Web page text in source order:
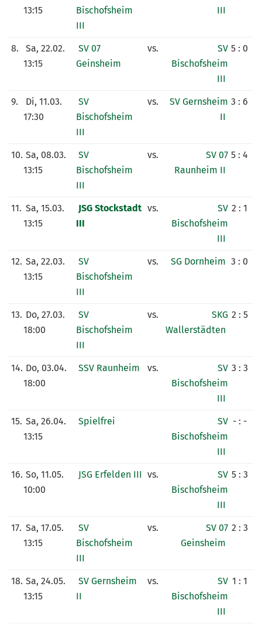
13:15
Bischofsheim
III
III
8.
Sa, 22.02.
13:15
SV 07
Geinsheim
vs.
SV
Bischofsheim
III
5 : 0
9.
Di, 11.03.
17:30
SV
Bischofsheim
III
vs.
SV Gernsheim
II
3 : 6
10. Sa, 08.03.
13:15
SV
Bischofsheim
III
vs.
SV 07
Raunheim II
5 : 4
11. Sa, 15.03.
13:15
JSG Stockstadt
III
vs.
SV
Bischofsheim
III
2 : 1
12. Sa, 22.03.
13:15
SV
Bischofsheim
III
vs. SG Dornheim 3 : 0
13. Do, 27.03.
18:00
SV
Bischofsheim
III
vs.
SKG
Wallerstädten
2 : 5
14. Do, 03.04.
18:00
SSV Raunheim vs.
SV
Bischofsheim
III
3 : 3
15. Sa, 26.04.
13:15
Spielfrei
SV
Bischofsheim
III
- : -
16. So, 11.05.
10:00
JSG Erfelden III vs.
SV
Bischofsheim
III
5 : 3
17. Sa, 17.05.
13:15
SV
Bischofsheim
III
vs.
SV 07
Geinsheim
2 : 3
18. Sa, 24.05.
13:15
SV Gernsheim
II
vs.
SV
Bischofsheim
III
1 : 1